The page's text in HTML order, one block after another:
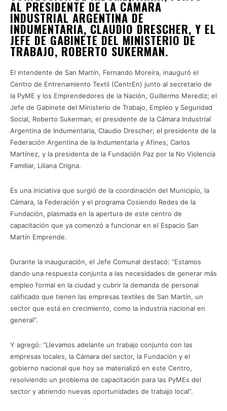
AL PRESIDENTE DE LA CÁMARA
INDUSTRIAL ARGENTINA DE
INDUMENTARIA, CLAUDIO DRESCHER, Y EL
JEFE DE GABINETE DEL MINISTERIO DE
TRABAJO, ROBERTO SUKERMAN.
El intendente de San Martín, Fernando Moreira, inauguró el
Centro de Entrenamiento Textil (CentrEn) junto al secretario de
la PyME y los Emprendedores de la Nación, Guillermo Merediz; el
Jefe de Gabinete del Ministerio de Trabajo, Empleo y Seguridad
Social, Roberto Sukerman; el presidente de la Cámara Industrial
Argentina de Indumentaria, Claudio Drescher; el presidente de la
Federación Argentina de la Indumentaria y Afines, Carlos
Martínez, y la presidenta de la Fundación Paz por la No Violencia
Familiar, Liliana Crigna.
Es una iniciativa que surgió de la coordinación del Municipio, la
Cámara, la Federación y el programa Cosiendo Redes de la
Fundación, plasmada en la apertura de este centro de
capacitación que ya comenzó a funcionar en el Espacio San
Martín Emprende.
Durante la inauguración, el Jefe Comunal destacó: “Estamos
dando una respuesta conjunta a las necesidades de generar más
empleo formal en la ciudad y cubrir la demanda de personal
calificado que tienen las empresas textiles de San Martín, un
sector que está en crecimiento, como la industria nacional en
general”.
Y agregó: “Llevamos adelante un trabajo conjunto con las
empresas locales, la Cámara del sector, la Fundación y el
gobierno nacional que hoy se materializó en este Centro,
resolviendo un problema de capacitación para las PyMEs del
sector y abriendo nuevas oportunidades de trabajo local”.